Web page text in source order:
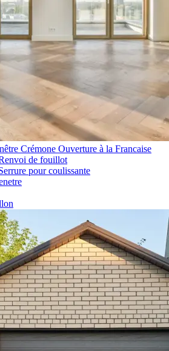
Crémone Ouverture à la Francaise
de fouillot
pour coulissante